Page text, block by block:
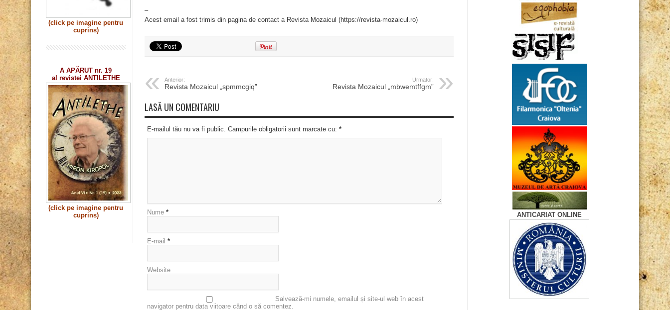
–
Acest email a fost trimis din pagina de contact a Revista Mozaicul (https://revista-mozaicul.ro)
Anterior:
Revista Mozaicul „spmmcgiq”
Urmator:
Revista Mozaicul „mbwemtffgm”
LASĂ UN COMENTARIU
E-mailul tău nu va fi public. Campurile obligatorii sunt marcate cu: *
Nume *
E-mail *
Website
Salvează-mi numele, emailul și site-ul web în acest
navigator pentru data viitoare când o să comentez.
(click pe imagine pentru
cuprins)
A APĂRUT nr. 19
al revistei ANTILETHE
(click pe imagine pentru
cuprins)
ANTICARIAT ONLINE